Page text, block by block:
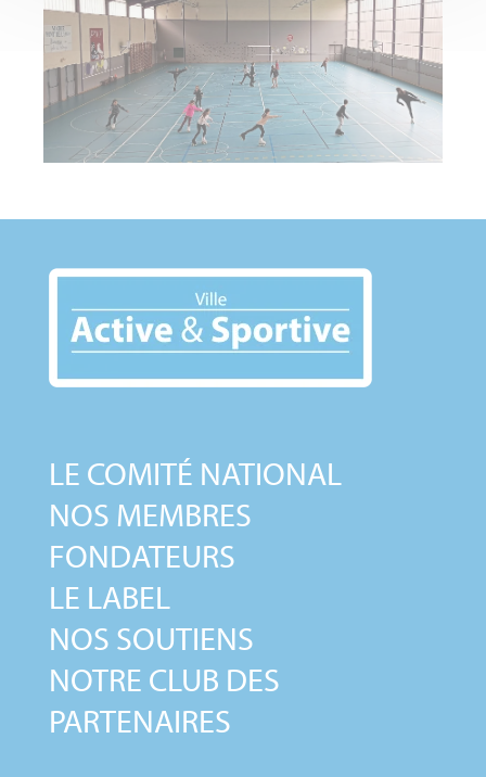
LE COMITÉ NATIONAL
NOS MEMBRES
FONDATEURS
LE LABEL
NOS SOUTIENS
NOTRE CLUB DES
PARTENAIRES